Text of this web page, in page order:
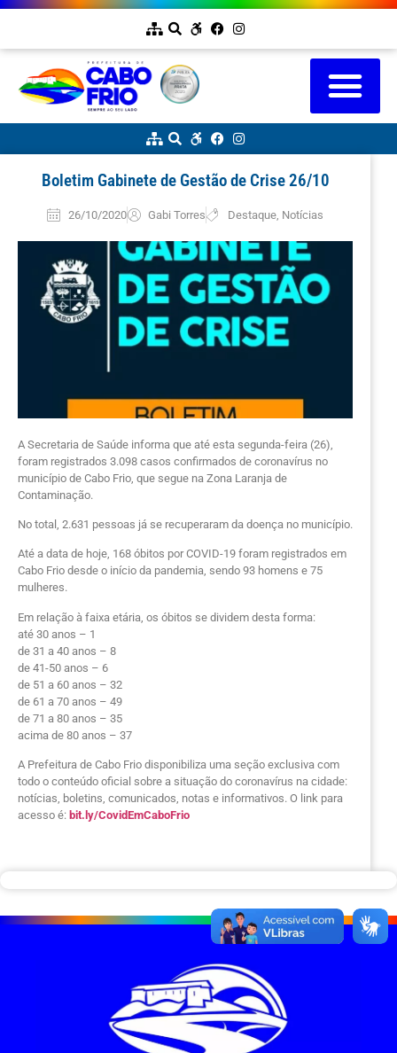
Boletim Gabinete de Gestão de Crise 26/10
26/10/2020 Gabi Torres Destaque Notícias
A Secretaria de Saúde informa que até esta segunda-feira (26),
foram registrados 3.098 casos confirmados de coronavírus no
município de Cabo Frio, que segue na Zona Laranja de
Contaminação.
No total, 2.631 pessoas já se recuperaram da doença no município.
Até a data de hoje, 168 óbitos por COVID-19 foram registrados em
Cabo Frio desde o início da pandemia, sendo 93 homens e 75
mulheres.
Em relação à faixa etária, os óbitos se dividem desta forma:
até 30 anos – 1
de 31 a 40 anos – 8
de 41-50 anos – 6
de 51 a 60 anos – 32
de 61 a 70 anos – 49
de 71 a 80 anos – 35
acima de 80 anos – 37
A Prefeitura de Cabo Frio disponibiliza uma seção exclusiva com
todo o conteúdo oficial sobre a situação do coronavírus na cidade:
notícias, boletins, comunicados, notas e informativos. O link para
acesso é: bit.ly/CovidEmCaboFrio